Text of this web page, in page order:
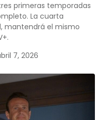
primeras temporadas
La cuarta
mantendrá el mismo
7, 2026